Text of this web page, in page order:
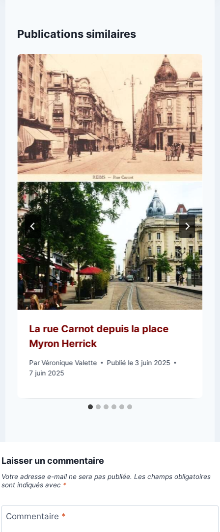
Publications similaires
La rue Carnot depuis la place
Myron Herrick
ParVéronique Valette Publié le 3 juin 2025
7 juin 2025
Laisser un commentaire
Votre adresse e-mail ne sera pas publiée. Les champs obligatoires
sont indiqués avec *
Commentaire *